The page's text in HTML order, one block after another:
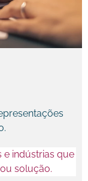
e indústrias que
solução.